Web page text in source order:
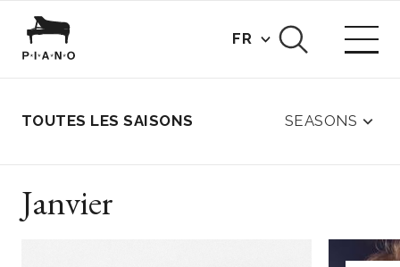
FR
TOUTES LES SAISONS SEASONS
Janvier